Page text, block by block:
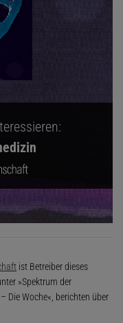
ist Betreiber dieses
»Spektrum der
Die Woche«, berichten über